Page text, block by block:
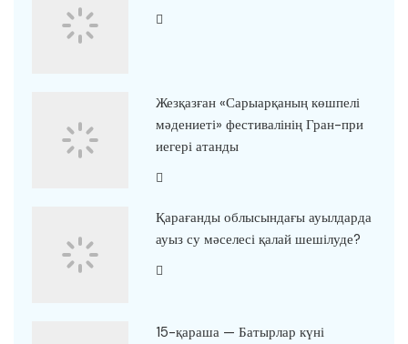
Жезқазған «Сарыарқаның көшпелі
мәдениеті» фестивалінің Гран-при
иегері атанды
Қарағанды облысындағы ауылдарда
ауыз су мәселесі қалай шешілуде?
15-қараша — Батырлар күні